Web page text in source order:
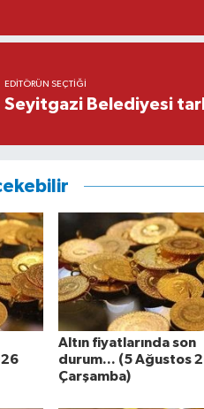
EDITÖRÜN SEÇTIĞI
Seyitgazi Belediyesi
Altın fiyatlarında son
durum... (5 Ağustos
Çarşamba)